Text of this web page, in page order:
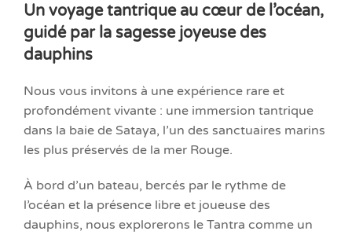
Un voyage tantrique au cœur de l’océan,
guidé par la sagesse joyeuse des
dauphins
Nous vous invitons à une expérience rare et
profondément vivante : une immersion tantrique
dans la baie de Sataya, l’un des sanctuaires marins
les plus préservés de la mer Rouge.
À bord d’un bateau, bercés par le rythme de
l’océan et la présence libre et joueuse des
dauphins, nous explorerons le Tantra comme un